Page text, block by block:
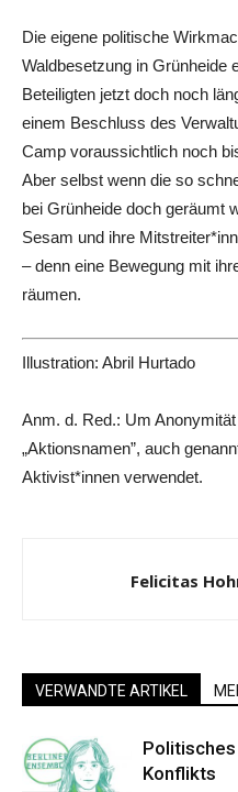
Die eigene politische
Waldbesetzung in Grünheide
Beteiligten jetzt doch noch
einem Beschluss des
Camp voraussichtlich noch
Aber selbst wenn die so
bei Grünheide doch geräumt
Sesam und ihre
– denn eine Bewegung mit
räumen.
Illustration: Abril Hurtado
Anm. d. Red.: Um
„Aktionsnamen”, auch
Aktivist*innen verwendet.
Felicitas
VERWANDTE ARTIKEL
Konflikts